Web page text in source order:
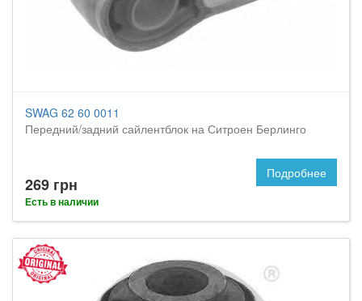
SWAG 62 60 0011
Передний/задний сайлентблок на Ситроен Берлинго
269 грн
Есть в наличии
Подробнее